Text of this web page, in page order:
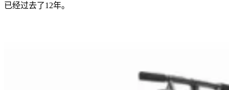
已经过去了12年。